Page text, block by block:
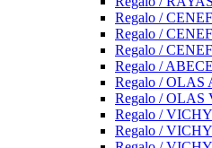
Regalo /
Regalo /
Regalo /
Regalo /
Regalo / OLAS
Regalo / OLAS
Regalo /
Regalo /